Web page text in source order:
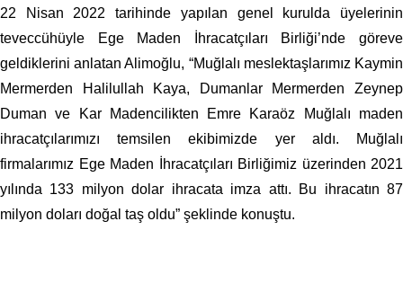
22 Nisan 2022 tarihinde yapılan genel kurulda üyelerinin
teveccühüyle Ege Maden İhracatçıları Birliği’nde göreve
geldiklerini anlatan Alimoğlu, “Muğlalı meslektaşlarımız Kaymin
Mermerden Halilullah Kaya, Dumanlar Mermerden Zeynep
Duman ve Kar Madencilikten Emre Karaöz Muğlalı maden
ihracatçılarımızı temsilen ekibimizde yer aldı. Muğlalı
firmalarımız Ege Maden İhracatçıları Birliğimiz üzerinden 2021
yılında 133 milyon dolar ihracata imza attı. Bu ihracatın 87
milyon doları doğal taş oldu” şeklinde konuştu.